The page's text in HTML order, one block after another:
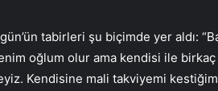
tabirleri şu biçimde yer aldı:
oğlum olur ama kendisi ile birkaç
Kendisine mali takviyemi